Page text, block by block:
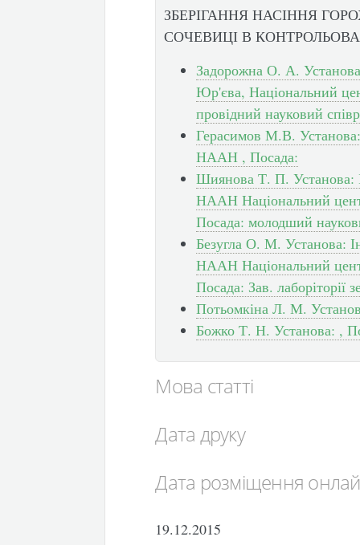
ЗБЕРІГАННЯ НАСІННЯ
СОЧЕВИЦІ В
Задорожна О. А.
Юр'єва, Національний
провідний науковий
Герасимов М.В.
НААН , Посада:
Шиянова Т. П. Установа:
НААН Національний
Посада: молодший
Безугла О. М. Установа:
НААН Національний
Посада: Зав. лаборіторії
Потьомкіна Л. М.
Божко Т. Н. Установа: ,
Мова статті
Дата друку
Дата розміщення
19.12.2015